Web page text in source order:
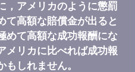
，アメリカのように懲罰
て高額な賠償金が出ると
めて高額な成功報酬にな
メリカに比べれば成功報
しれません。